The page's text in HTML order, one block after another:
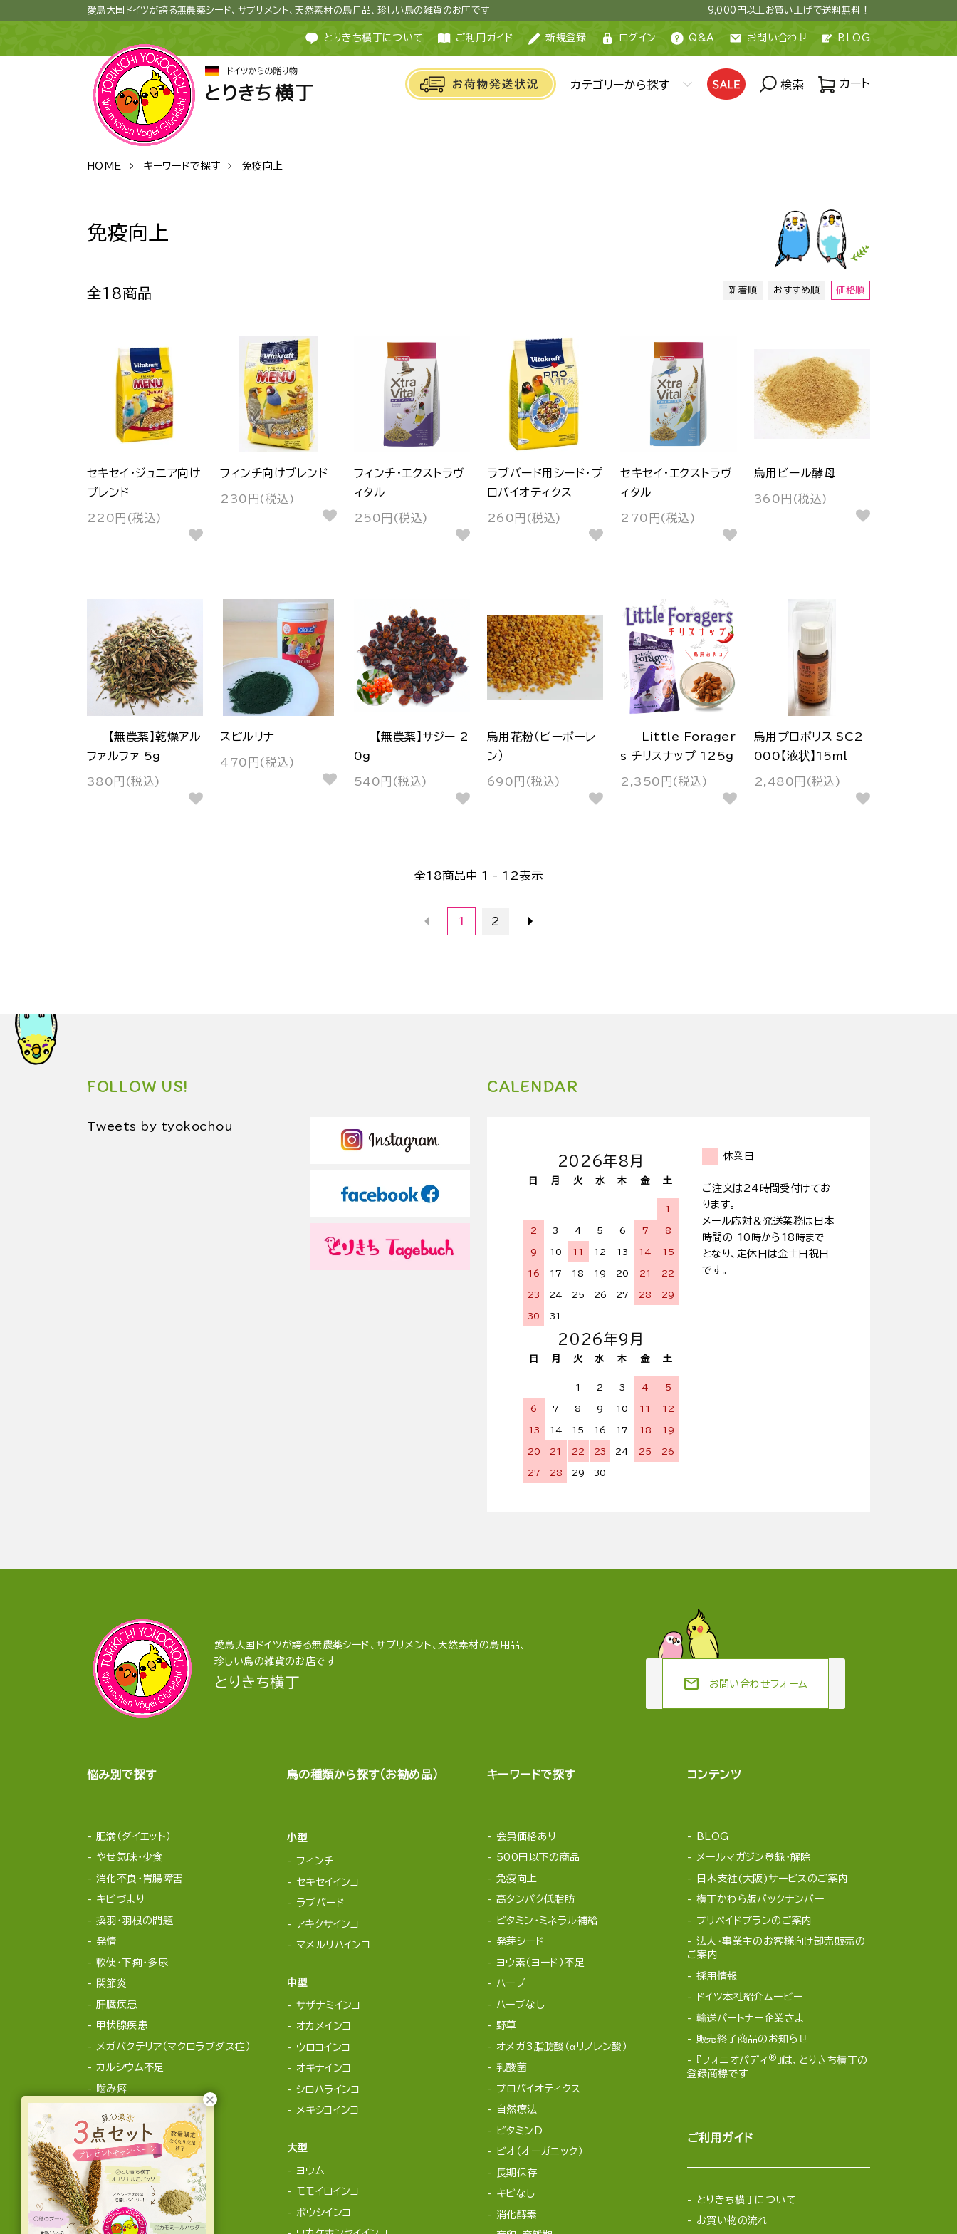
愛鳥大国ドイツが誇る無農薬シード、サプリメント、天然素材の鳥用品、珍しい鳥の雑貨のお店です 9,000円以上お買い上げで送料無料！
とりきち横丁について ご利用ガイド 新規登録 ログイン Q&A お問い合わせ BLOG
カテゴリーから探す 検索 カート
HOME キーワードで探す 免疫向上
免疫向上
全18商品 新着順 おすすめ順 価格順
セキセイ・ジュニア向け
ブレンド
220円(税込)
フィンチ向けブレンド
230円(税込)
フィンチ・エクストラヴ
ィタル
250円(税込)
ラブバード用シード・プ
ロバイオティクス
260円(税込)
セキセイ・エクストラヴ
ィタル
270円(税込)
鳥用ビール酵母
360円(税込)
【無農薬】乾燥アル
ファルファ 5g
380円(税込)
スピルリナ
470円(税込)
【無農薬】サジー 2
0g
540円(税込)
鳥用花粉（ビーポーレ
ン）
690円(税込)
Little Forager
s チリスナップ 125g
2,350円(税込)
鳥用プロポリス SC2
000【液状】15ml
2,480円(税込)
全18商品中 1 - 12表示
1 2
FOLLOW US!
Tweets by tyokochou
CALENDAR
2026年8月
日 月 火 水 木 金 土
1
2 3 4 5 6 7 8
9 10 11 12 13 14 15
16 17 18 19 20 21 22
23 24 25 26 27 28 29
30 31
2026年9月
日 月 火 水 木 金 土
1 2 3 4 5
6 7 8 9 10 11 12
13 14 15 16 17 18 19
20 21 22 23 24 25 26
27 28 29 30
休業日
ご注文は24時間受付けてお
ります。
メール応対＆発送業務は日本
時間の 10時から18時まで
となり、定休日は金土日祝日
です。
愛鳥大国ドイツが誇る無農薬シード、サプリメント、天然素材の鳥用品、
珍しい鳥の雑貨のお店です
とりきち横丁 mail お問い合わせフォーム
悩み別で探す
肥満（ダイエット）
やせ気味・少食
消化不良・胃腸障害
キビづまり
換羽・羽根の問題
発情
軟便・下痢・多尿
関節炎
肝臓疾患
甲状腺疾患
メガバクテリア（マクロラブダス症）
カルシウム不足
噛み癖
鳥の種類から探す（お勧め品）
小型
フィンチ
セキセイインコ
ラブバード
アキクサインコ
マメルリハインコ
中型
サザナミインコ
オカメインコ
ウロコインコ
オキナインコ
シロハラインコ
メキシコインコ
大型
ヨウム
モモイロインコ
ボウシインコ
キーワードで探す
会員価格あり
500円以下の商品
免疫向上
高タンパク低脂肪
ビタミン・ミネラル補給
発芽シード
ヨウ素（ヨード）不足
ハーブ
ハーブなし
野草
オメガ3脂肪酸（αリノレン酸）
乳酸菌
プロバイオティクス
自然療法
ビタミンD
ビオ（オーガニック）
長期保存
キビなし
消化酵素
コンテンツ
BLOG
メールマガジン登録・解除
日本支社(大阪)サービスのご案内
横丁かわら版バックナンバー
プリペイドプランのご案内
法人・事業主のお客様向け卸売販売の
ご案内
採用情報
ドイツ本社紹介ムービー
輸送パートナー企業さま
販売終了商品のお知らせ
『フォニオパディ ® 』は、とりきち横丁の
登録商標です
ご利用ガイド
とりきち横丁について
お買い物の流れ